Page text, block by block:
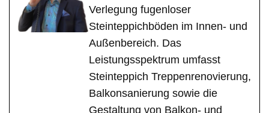
Verlegung fugenloser
Steinteppichböden im Innen- und
Außenbereich. Das
Leistungsspektrum umfasst
Steinteppich Treppenrenovierung,
Balkonsanierung sowie die
Gestaltung von Balkon- und